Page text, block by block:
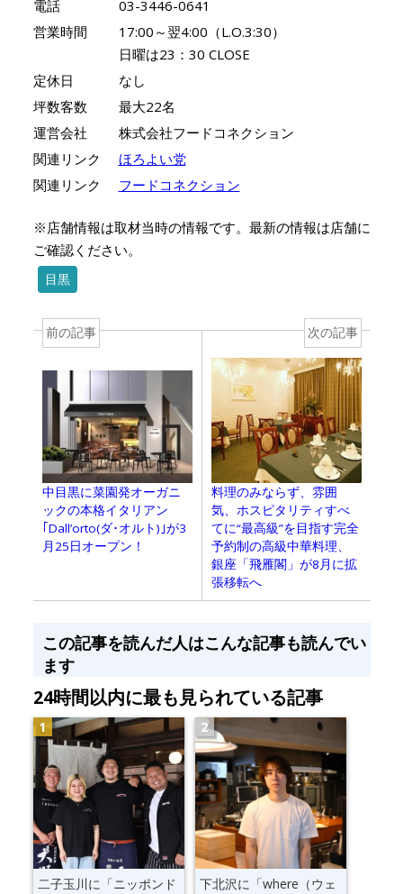
電話
03-3446-0641
営業時間
17:00～翌4:00（L.O.3:30）
日曜は23：30 CLOSE
定休日
なし
坪数客数
最大22名
運営会社
株式会社フードコネクション
関連リンク
ほろよい党
関連リンク
フードコネクション
※店舗情報は取材当時の情報です。最新の情報は店舗に
ご確認ください。
目黒
前の記事
中目黒に菜園発オーガニ
ックの本格イタリアン
｢Dall’orto(ダ･オルト)｣が3
月25日オープン！
次の記事
料理のみならず、雰囲
気、ホスピタリティすべ
てに“最高級”を目指す完全
予約制の高級中華料理、
銀座「飛雁閣」が8月に拡
張移転へ
この記事を読んだ人はこんな記事も読んでい
ます
24時間以内に最も見られている記事
二子玉川に「ニッポンド
下北沢に「where（ウェ